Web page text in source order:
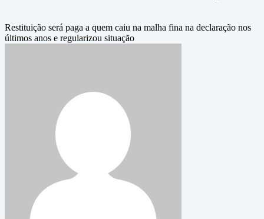
Restituição será paga a quem caiu na malha fina na declaração nos
últimos anos e regularizou situação